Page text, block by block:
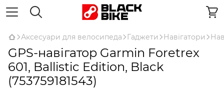
Аксесуари для велосипеда Гаджети Навігатори
GPS-навігатор Garmin Foretrex
601, Ballistic Edition, Black
(753759181543)